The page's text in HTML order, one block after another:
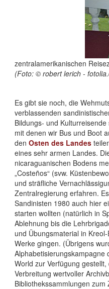
zentralamerikanischen
(Foto: © robert lerich -
Es gibt sie noch, die
verblassenden
Bildungs- und
mit denen wir Bus und Boot
den Osten des Landes
eines sehr armen Landes.
nicaraguanischen Bodens
„Costeños“ (svw.
und sträfliche
Zentralregierung erfahren.
Sandinisten 1980 auch hier
starten wollten (natürlich in
Ablehnung bis die
und Übungsmaterial in
Werke gingen. (Übrigens
Alphabetisierungskampagne
World zur Verfügung
Verbreitung wertvoller
Bibliothekssammlungen zum